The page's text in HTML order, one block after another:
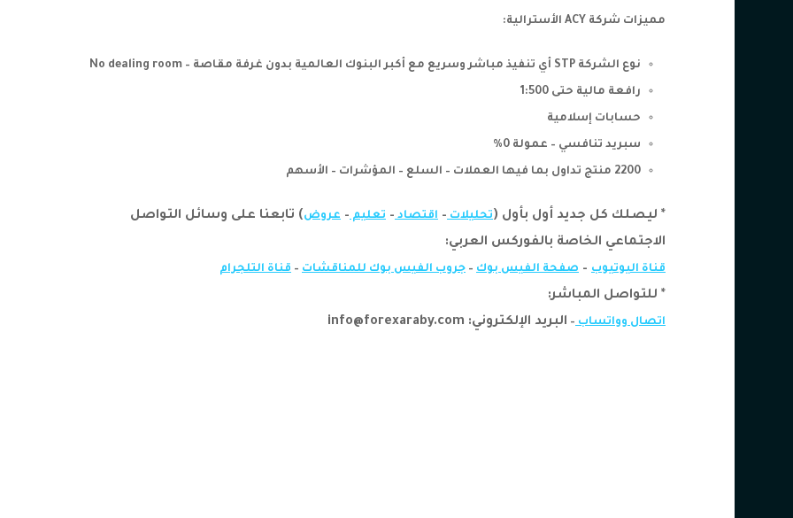
مميزات شركة ACY الأسترالية:
نوع الشركة STP أي تنفيذ مباشر وسريع مع أكبر البنوك العالمية بدون غرفة مقاصة – No dealing room
رافعة مالية حتى 1:500
حسابات إسلامية
سبريد تنافسي – عمولة 0%
2200 منتج تداول بما فيها العملات – السلع – المؤشرات – الأسهم
* ليصلك كل جديد أول بأول (تحليلات– اقتصاد– تعليم– عروض) تابعنا على وسائل التواصل
الاجتماعي الخاصة بالفوركس العربي:
قناة اليوتيوب – صفحة الفيس بوك – جروب الفيس بوك للمناقشات – قناة التلجرام
* للتواصل المباشر:
اتصال وواتساب– البريد الإلكتروني: info@forexaraby.com